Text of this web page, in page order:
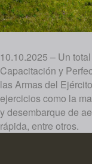
10.10.2025 – Un
Capacitación y
las Armas del
ejercicios como la
y desembarque de
rápida, entre otros.